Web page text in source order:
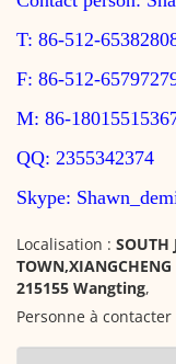
T: 86-512-
F: 86-512-
M: 86-
QQ: 2355342374
Skype:
Localisation : SOUTH
215155 Wangting,
Personne à contacter